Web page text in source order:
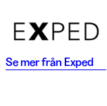
Se mer från Exped